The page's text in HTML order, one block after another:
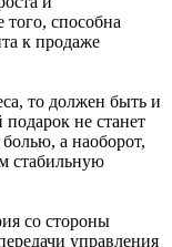
способна
к продаже
то должен быть и
не станет
а наоборот,
стабильную
со стороны
управления